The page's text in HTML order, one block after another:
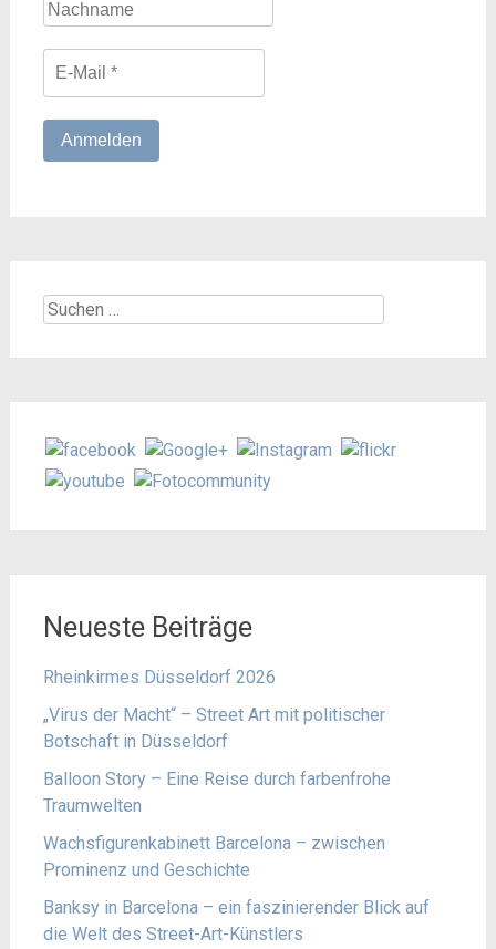
Suchen
Neueste Beiträge
Rheinkirmes Düsseldorf 2026
„Virus der Macht“ – Street Art mit politischer
Botschaft in Düsseldorf
Balloon Story – Eine Reise durch farbenfrohe
Traumwelten
Wachsfigurenkabinett Barcelona – zwischen
Prominenz und Geschichte
Banksy in Barcelona – ein faszinierender Blick auf
die Welt des Street-Art-Künstlers